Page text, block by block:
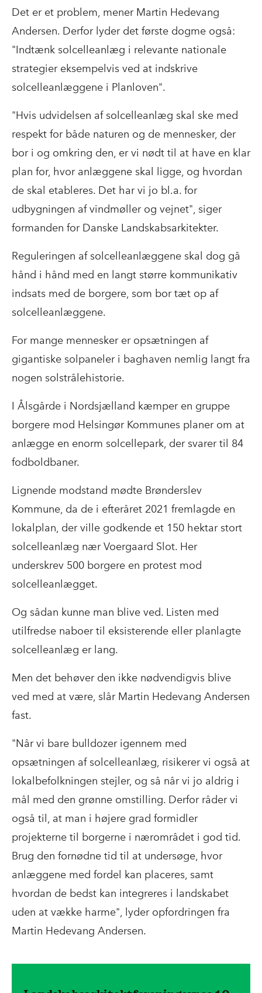
Det er et problem, mener Martin Hedevang
Andersen. Derfor lyder det første dogme også:
"Indtænk solcelleanlæg i relevante nationale
strategier eksempelvis ved at indskrive
solcelleanlæggene i Planloven".
"Hvis udvidelsen af solcelleanlæg skal ske med
respekt for både naturen og de mennesker, der
bor i og omkring den, er vi nødt til at have en klar
plan for, hvor anlæggene skal ligge, og hvordan
de skal etableres. Det har vi jo bl.a. for
udbygningen af vindmøller og vejnet", siger
formanden for Danske Landskabsarkitekter.
Reguleringen af solcelleanlæggene skal dog gå
hånd i hånd med en langt større kommunikativ
indsats med de borgere, som bor tæt op af
solcelleanlæggene.
For mange mennesker er opsætningen af
gigantiske solpaneler i baghaven nemlig langt fra
nogen solstrålehistorie.
I Ålsgårde i Nordsjælland kæmper en gruppe
borgere mod Helsingør Kommunes planer om at
anlægge en enorm solcellepark, der svarer til 84
fodboldbaner.
Lignende modstand mødte Brønderslev
Kommune, da de i efteråret 2021 fremlagde en
lokalplan, der ville godkende et 150 hektar stort
solcelleanlæg nær Voergaard Slot. Her
underskrev 500 borgere en protest mod
solcelleanlægget.
Og sådan kunne man blive ved. Listen med
utilfredse naboer til eksisterende eller planlagte
solcelleanlæg er lang.
Men det behøver den ikke nødvendigvis blive
ved med at være, slår Martin Hedevang Andersen
fast.
"Når vi bare bulldozer igennem med
opsætningen af solcelleanlæg, risikerer vi også at
lokalbefolkningen stejler, og så når vi jo aldrig i
mål med den grønne omstilling. Derfor råder vi
også til, at man i højere grad formidler
projekterne til borgerne i nærområdet i god tid.
Brug den fornødne tid til at undersøge, hvor
anlæggene med fordel kan placeres, samt
hvordan de bedst kan integreres i landskabet
uden at vække harme", lyder opfordringen fra
Martin Hedevang Andersen.